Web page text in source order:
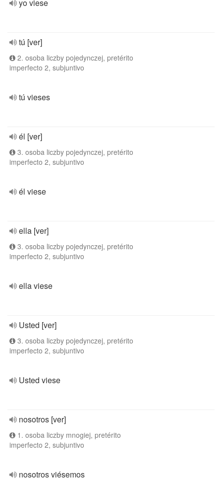
yo viese
tú [ver]
2. osoba liczby pojedynczej, pretérito
imperfecto 2, subjuntivo
tú vieses
él [ver]
3. osoba liczby pojedynczej, pretérito
imperfecto 2, subjuntivo
él viese
ella [ver]
3. osoba liczby pojedynczej, pretérito
imperfecto 2, subjuntivo
ella viese
Usted [ver]
3. osoba liczby pojedynczej, pretérito
imperfecto 2, subjuntivo
Usted viese
nosotros [ver]
1. osoba liczby mnogiej, pretérito
imperfecto 2, subjuntivo
nosotros viésemos